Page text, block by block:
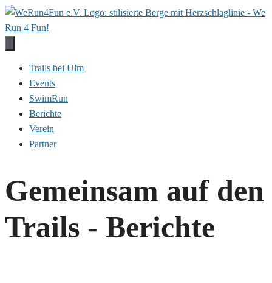
Zum
Inhalt
Trails bei Ulm
Events
SwimRun
Berichte
Verein
Partner
Gemeinsam auf den
Trails - Berichte